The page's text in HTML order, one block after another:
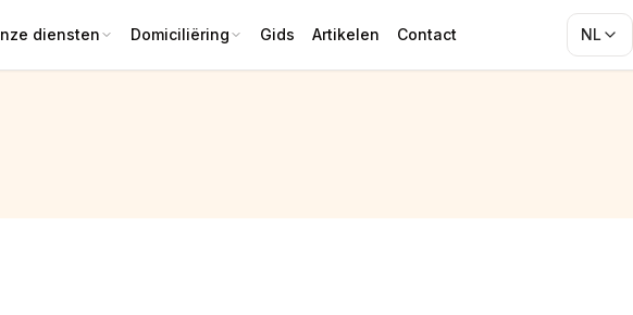
diensten Domiciliëring Gids Artikelen Contact NL